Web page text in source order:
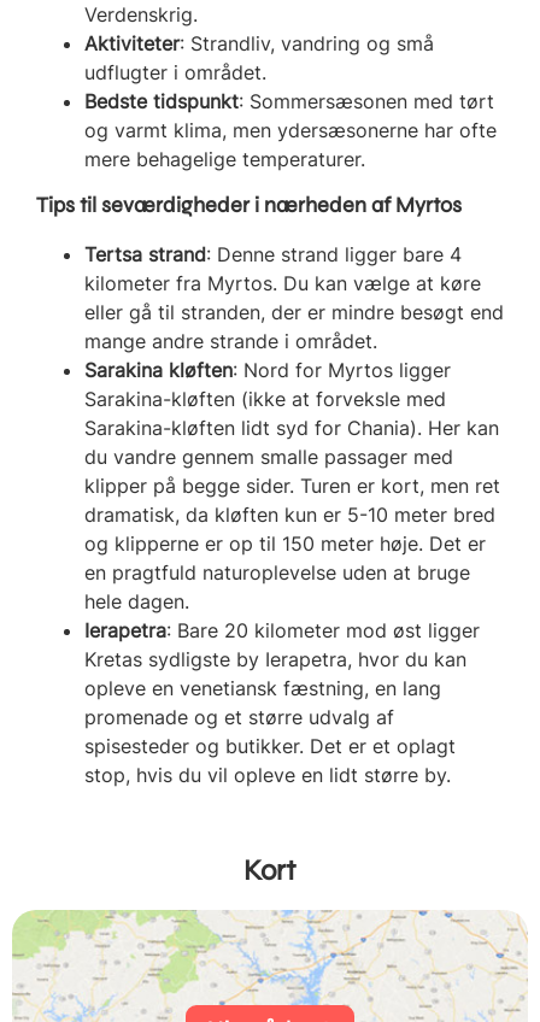
Verdenskrig.
Aktiviteter: Strandliv, vandring og små
udflugter i området.
Bedste tidspunkt: Sommersæsonen med tørt
og varmt klima, men ydersæsonerne har ofte
mere behagelige temperaturer.
Tips til seværdigheder i nærheden af Myrtos
Tertsa strand: Denne strand ligger bare 4
kilometer fra Myrtos. Du kan vælge at køre
eller gå til stranden, der er mindre besøgt end
mange andre strande i området.
Sarakina kløften: Nord for Myrtos ligger
Sarakina-kløften (ikke at forveksle med
Sarakina-kløften lidt syd for Chania). Her kan
du vandre gennem smalle passager med
klipper på begge sider. Turen er kort, men ret
dramatisk, da kløften kun er 5-10 meter bred
og klipperne er op til 150 meter høje. Det er
en pragtfuld naturoplevelse uden at bruge
hele dagen.
Ierapetra: Bare 20 kilometer mod øst ligger
Kretas sydligste by Ierapetra, hvor du kan
opleve en venetiansk fæstning, en lang
promenade og et større udvalg af
spisesteder og butikker. Det er et oplagt
stop, hvis du vil opleve en lidt større by.
Kort